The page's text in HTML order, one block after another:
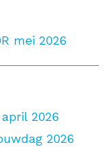
mei 2026
2026
2026